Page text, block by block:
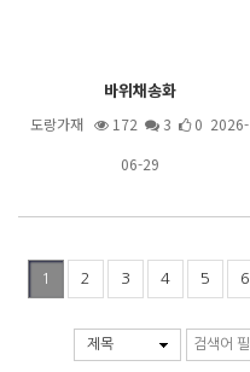
바위채송화
도랑가재 172 3
0 2026-
06-29
1 2 3 4 5 6
제목